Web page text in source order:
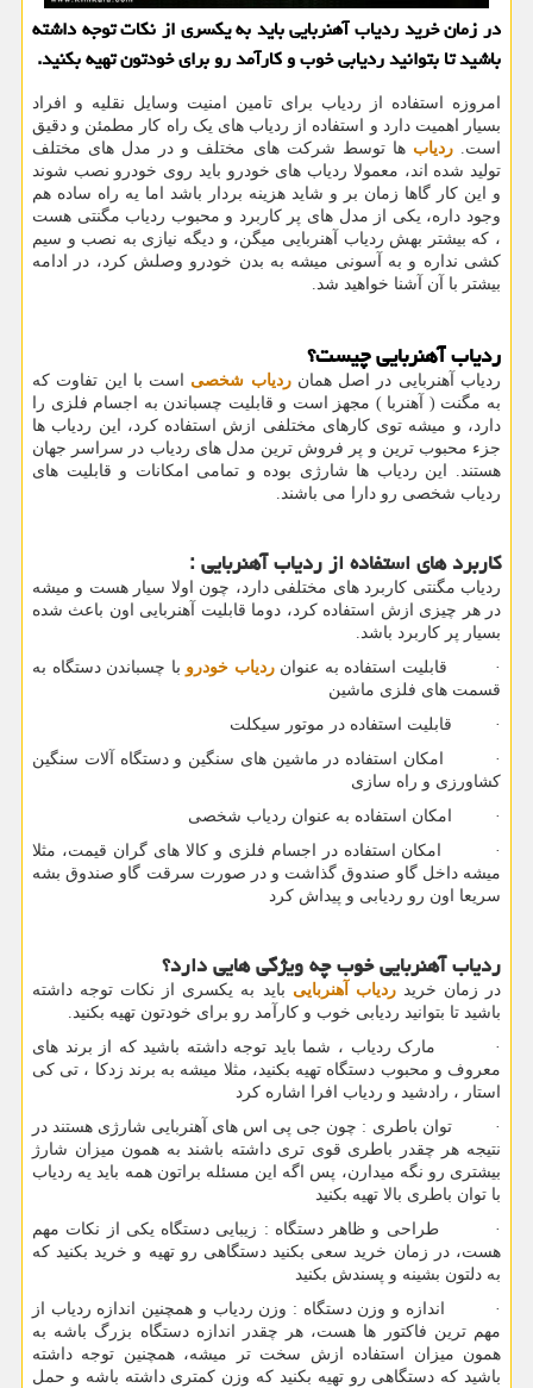
در زمان خرید ردیاب آهنربایی باید به یکسری از نکات توجه داشته
باشید تا بتوانید ردیابی خوب و کارآمد رو برای خودتون تهیه بکنید.
امروزه استفاده از ردیاب برای تامین امنیت وسایل نقلیه و افراد
بسیار اهمیت دارد و استفاده از ردیاب های یک راه کار مطمئن و دقیق
است.ردیاب ها توسط شرکت های مختلف و در مدل های مختلف
تولید شده اند، معمولا ردیاب های خودرو باید روی خودرو نصب شوند
و این کار گاها زمان بر و شاید هزینه بردار باشد اما یه راه ساده هم
وجود داره، یکی از مدل های پر کاربرد و محبوب ردیاب مگنتی هست
، که بیشتر بهش ردیاب آهنربایی میگن، و دیگه نیازی به نصب و سیم
کشی نداره و به آسونی میشه به بدن خودرو وصلش کرد، در ادامه
بیشتر با آن آشنا خواهید شد.
ردیاب آهنربایی چیست؟
ردیاب آهنربایی در اصل همانردیاب شخصی است با این تفاوت که
به مگنت ( آهنربا ) مجهز است و قابلیت چسباندن به اجسام فلزی را
دارد، و میشه توی کارهای مختلفی ازش استفاده کرد، این ردیاب ها
جزء محبوب ترین و پر فروش ترین مدل های ردیاب در سراسر جهان
هستند. این ردیاب ها شارژی بوده و تمامی امکانات و قابلیت های
ردیاب شخصی رو دارا می باشند.
کاربرد های استفاده از ردیاب آهنربایی :
ردیاب مگنتی کاربرد های مختلفی دارد، چون اولا سیار هست و میشه
در هر چیزی ازش استفاده کرد، دوما قابلیت آهنربایی اون باعث شده
بسیار پر کاربرد باشد.
· قابلیت استفاده به عنوانردیاب خودرو با چسباندن دستگاه به
قسمت های فلزی ماشین
· قابلیت استفاده در موتور سیکلت
· امکان استفاده در ماشین های سنگین و دستگاه آلات سنگین
کشاورزی و راه سازی
· امکان استفاده به عنوان ردیاب شخصی
· امکان استفاده در اجسام فلزی و کالا های گران قیمت، مثلا
میشه داخل گاو صندوق گذاشت و در صورت سرقت گاو صندوق بشه
سریعا اون رو ردیابی و پیداش کرد
ردیاب آهنربایی خوب چه ویژگی هایی دارد؟
در زمان خریدردیاب آهنربایی باید به یکسری از نکات توجه داشته
باشید تا بتوانید ردیابی خوب و کارآمد رو برای خودتون تهیه بکنید.
· مارک ردیاب ، شما باید توجه داشته باشید که از برند های
معروف و محبوب دستگاه تهیه بکنید، مثلا میشه به برند زدکا ، تی کی
استار ، رادشید و ردیاب افرا اشاره کرد
· توان باطری : چون جی پی اس های آهنربایی شارژی هستند در
نتیجه هر چقدر باطری قوی تری داشته باشند به همون میزان شارژ
بیشتری رو نگه میدارن، پس اگه این مسئله براتون همه باید یه ردیاب
با توان باطری بالا تهیه بکنید
· طراحی و ظاهر دستگاه : زیبایی دستگاه یکی از نکات مهم
هست، در زمان خرید سعی بکنید دستگاهی رو تهیه و خرید بکنید که
به دلتون بشینه و پسندش بکنید
· اندازه و وزن دستگاه : وزن ردیاب و همچنین اندازه ردیاب از
مهم ترین فاکتور ها هست، هر چقدر اندازه دستگاه بزرگ باشه به
همون میزان استفاده ازش سخت تر میشه، همچنین توجه داشته
باشید که دستگاهی رو تهیه بکنید که وزن کمتری داشته باشه و حمل